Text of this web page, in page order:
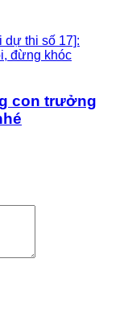
con trưởng